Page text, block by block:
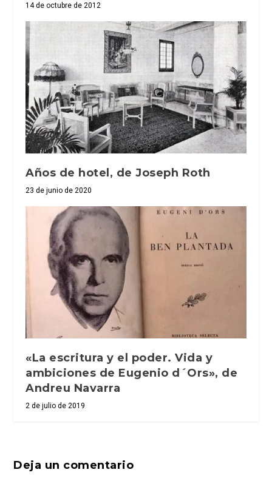
14 de octubre de 2012
Años de hotel, de Joseph Roth
23 de junio de 2020
«La escritura y el poder. Vida y
ambiciones de Eugenio d´Ors», de
Andreu Navarra
2 de julio de 2019
Deja un comentario